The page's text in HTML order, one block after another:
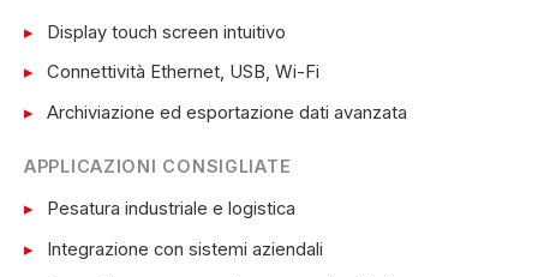
Display touch screen intuitivo
Connettività Ethernet, USB, Wi-Fi
Archiviazione ed esportazione dati avanzata
APPLICAZIONI CONSIGLIATE
Pesatura industriale e logistica
Integrazione con sistemi aziendali